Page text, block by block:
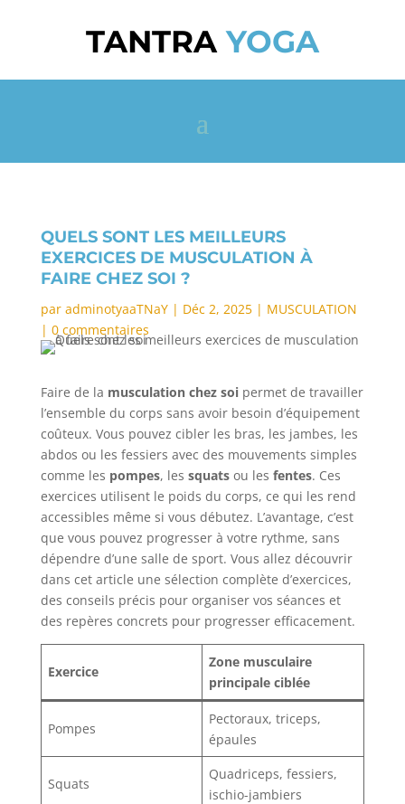
TANTRAYOGA
QUELS SONT LES MEILLEURS
EXERCICES DE MUSCULATION À
FAIRE CHEZ SOI ?
par adminotyaaTNaY| Déc 2, 2025| MUSCULATION
| 0 commentaires
Faire de la musculation chez soipermet de travailler
l’ensemble du corps sans avoir besoin d’équipement
coûteux. Vous pouvez cibler les bras, les jambes, les
abdos ou les fessiers avec des mouvements simples
comme les pompes, les squatsou les fentes. Ces
exercices utilisent le poids du corps, ce qui les rend
accessibles même si vous débutez. L’avantage, c’est
que vous pouvez progresser à votre rythme, sans
dépendre d’une salle de sport. Vous allez découvrir
dans cet article une sélection complète d’exercices,
des conseils précis pour organiser vos séances et
des repères concrets pour progresser efficacement.
Exercice
Zone musculaire
principale ciblée
Pompes
Pectoraux, triceps,
épaules
Squats
Quadriceps, fessiers,
ischio-jambiers